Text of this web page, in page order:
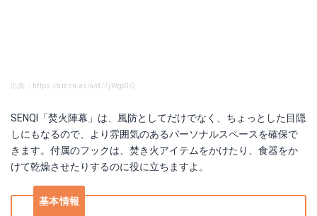
出典：https://amzn.asia/d/7jWga3Q
SENQI「焚火陣幕」は、風防としてだけでなく、ちょっとした目隠
しにもなるので、より雰囲気のあるパーソナルスペースを確保で
きます。付属のフックは、焚き火アイテムをかけたり、食器をか
けて乾燥させたりするのに役に立ちますよ。
基本情報